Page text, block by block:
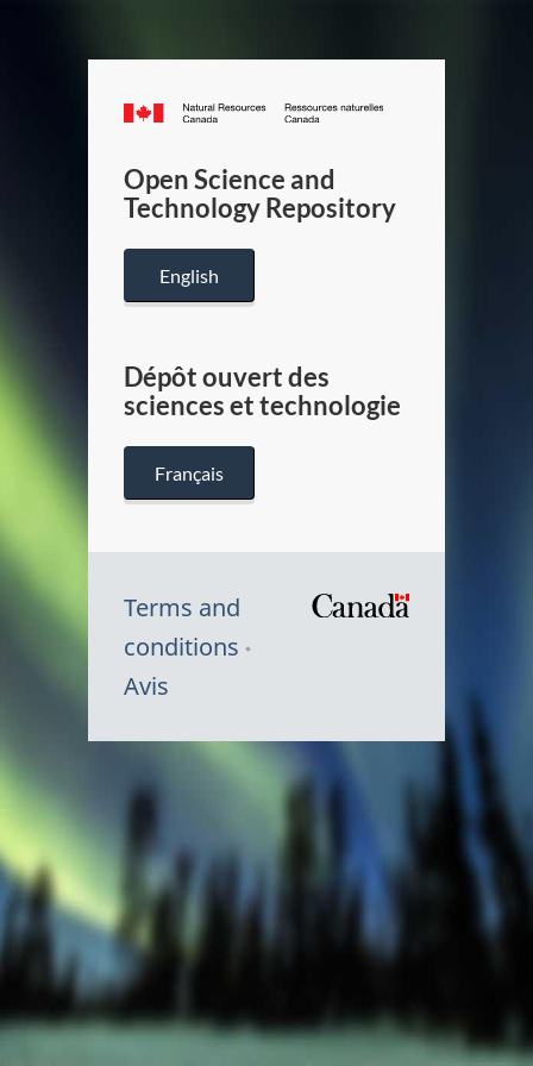
Canada.ca
/
Canada
Open Science and
Technology Repository
English
Dépôt ouvert des
sciences et technologie
Français
Terms and
conditions
Avis
Canada